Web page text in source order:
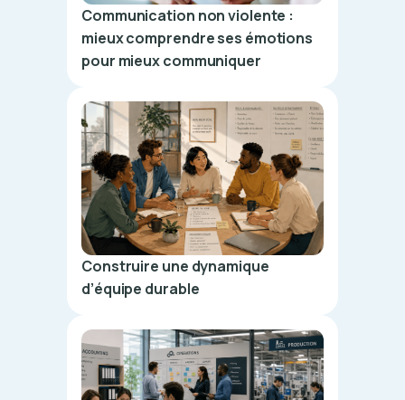
Communication non violente :
mieux comprendre ses émotions
pour mieux communiquer
Construire une dynamique
d’équipe durable